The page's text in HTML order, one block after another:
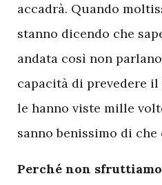
accadrà. Quando
stanno dicendo che
andata così non
capacità di prevedere
le hanno viste mille
sanno benissimo di
Perché non